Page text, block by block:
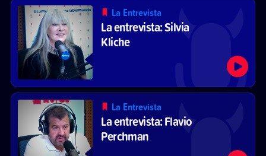
La Entrevista
La entrevista: Silvia
Kliche
La Entrevista
La entrevista: Flavio
Perchman